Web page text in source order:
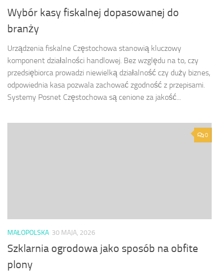
Wybór kasy fiskalnej dopasowanej do
branży
Urządzenia fiskalne Częstochowa stanowią kluczowy
komponent działalności handlowej. Bez względu na to, czy
przedsiębiorca prowadzi niewielką działalność czy duży biznes,
odpowiednia kasa pozwala zachować zgodność z przepisami.
Systemy Posnet Częstochowa są cenione za jakość...
0
MAŁOPOLSKA 30 MAJA, 2026
Szklarnia ogrodowa jako sposób na obfite
plony